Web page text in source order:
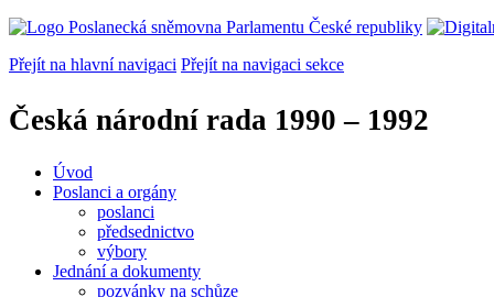
Přejít na hlavní navigaci Přejít na navigaci sekce
Česká národní rada 1990 – 1992
Úvod
Poslanci a orgány
poslanci
předsednictvo
výbory
Jednání a dokumenty
pozvánky na schůze